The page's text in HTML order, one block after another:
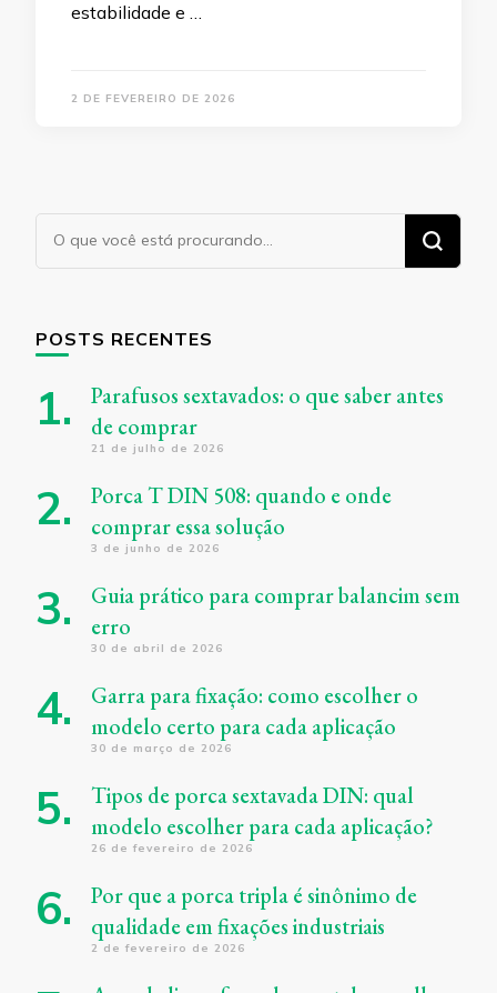
estabilidade e …
2 DE FEVEREIRO DE 2026
Procurando
POSTS RECENTES
Parafusos sextavados: o que saber antes
de comprar
21 de julho de 2026
Porca T DIN 508: quando e onde
comprar essa solução
3 de junho de 2026
Guia prático para comprar balancim sem
erro
30 de abril de 2026
Garra para fixação: como escolher o
modelo certo para cada aplicação
30 de março de 2026
Tipos de porca sextavada DIN: qual
modelo escolher para cada aplicação?
26 de fevereiro de 2026
Por que a porca tripla é sinônimo de
qualidade em fixações industriais
2 de fevereiro de 2026